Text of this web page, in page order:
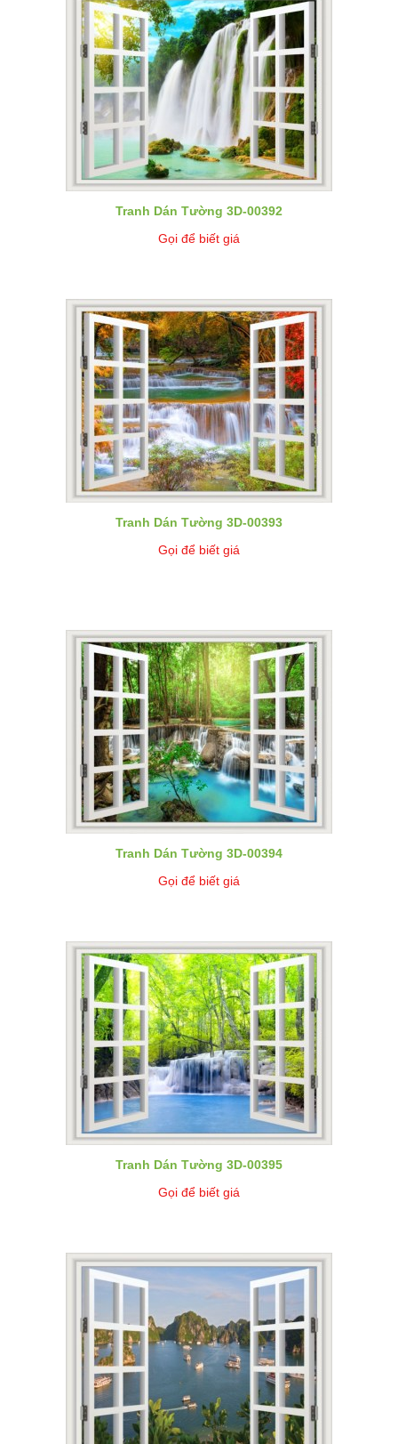
Tranh Dán Tường 3D-00392
Gọi để biết giá
Tranh Dán Tường 3D-00393
Gọi để biết giá
Tranh Dán Tường 3D-00394
Gọi để biết giá
Tranh Dán Tường 3D-00395
Gọi để biết giá